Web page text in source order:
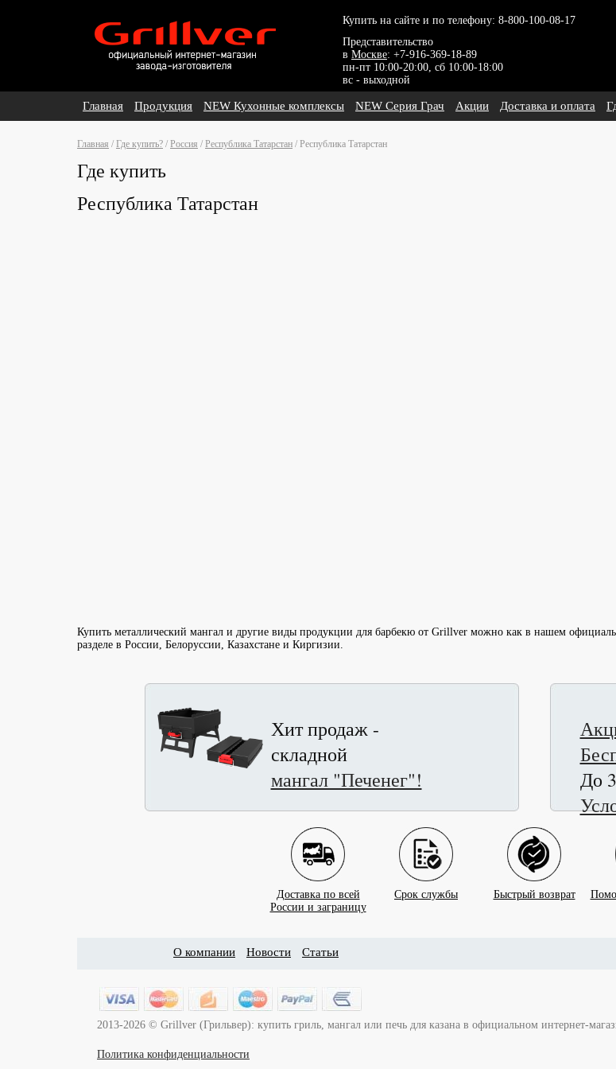
Купить на сайте и по телефону: 8-800-100-08-17
Представительство
в Москве: +7-916-369-18-89
пн-пт 10:00-20:00, сб 10:00-18:00
вс - выходной
Главная Продукция NEW Кухонные комплексы NEW Серия Грач Акции Доставка и оплата
Главная / Где купить? / Россия / Республика Татарстан / Республика Татарстан
Где купить
Республика Татарстан
Купить металлический мангал и другие виды продукции для барбекю от Grillver можно как в нашем
разделе в России, Белоруссии, Казахстане и Киргизии.
Хит продаж -
складной
мангал "Печенег"!
До
Доставка по всей
России и заграницу
Срок службы Быстрый возврат
О компании Новости Статьи
2013-2026 © Grillver (Грильвер): купить гриль, мангал или печь для казана в официальном интернет-
Политика конфиденциальности